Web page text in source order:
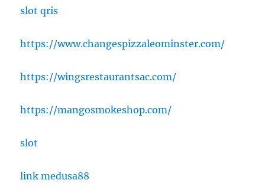
slot qris
https://www.changespizzaleominster.com/
https://wingsrestaurantsac.com/
https://mangosmokeshop.com/
slot
link medusa88